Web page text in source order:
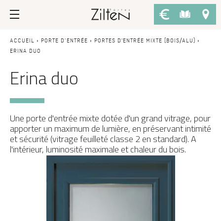
Nos portes d’entrée
Porte d’entrée
Porte de service
Porte grand trafic
Porte d'entrée sur-mesure
Portes d'entrée modernes
Conseils
Savoir-faire
Design
Inspirations
LES ATOUTS
Performances
Usage
ACCUEIL » PORTE D’ENTRÉE » PORTES D'ENTRÉE MIXTE (BOIS/ALU) »
ERINA DUO
Erina duo
Une porte d'entrée mixte dotée d'un grand vitrage, pour
apporter un maximum de lumière, en préservant intimité
et sécurité (vitrage feuilleté classe 2 en standard). A
l'intérieur, luminosité maximale et chaleur du bois.